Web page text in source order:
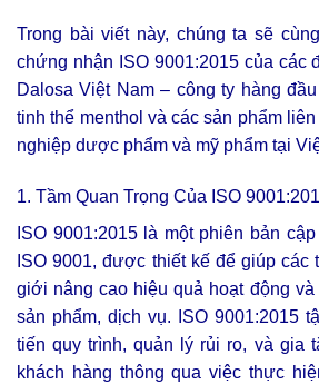
Trong bài viết này, chúng ta sẽ
chứng nhận ISO 9001:2015 của các
Dalosa Việt Nam – công ty hàng
tinh thể menthol và các sản phẩm
nghiệp dược phẩm và mỹ phẩm tại
1. Tầm Quan Trọng Của ISO
ISO 9001:2015 là một phiên bản
ISO 9001, được thiết kế để giúp các
giới nâng cao hiệu quả hoạt động
sản phẩm, dịch vụ. ISO 9001:2015
tiến quy trình, quản lý rủi ro, và gia
khách hàng thông qua việc thực